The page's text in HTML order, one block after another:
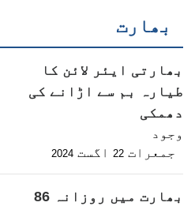
بھارت
بھارتی ایئر لائن کا
طیارہ بم سے اڑانے کی
دھمکی
وجود
جمعرات 22 اگست 2024
بھارت میں روزانہ 86